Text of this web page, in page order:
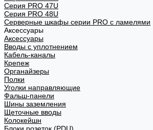
Серия PRO 47U
Серия PRO 48U
Серверные шкафы серии PRO с ламелями
Аксессуары
Аксессуары
Вводы с уплотнением
Кабель-каналы
Крепеж
Органайзеры
Полки
Уголки направляющие
Фальш-панели
Шины заземления
Щеточные вводы
Колокейшн